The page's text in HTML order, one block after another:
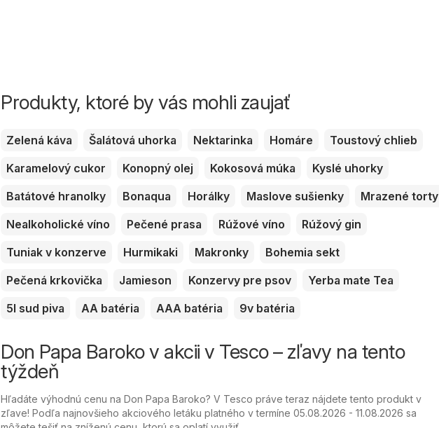
Produkty, ktoré by vás mohli zaujať
Zelená káva Šalátová uhorka Nektarinka Homáre
Toustový chlieb
Karamelový cukor
Konopný olej Kokosová múka
Kyslé uhorky
Batátové hranolky
Bonaqua Horálky Maslove sušienky
Mrazené torty
Nealkoholické víno
Pečené prasa Rúžové víno
Rúžový gin
Tuniak v konzerve
Hurmikaki Makronky
Bohemia sekt
Pečená krkovička
Jamieson Konzervy pre psov
Yerba mate Tea
5l sud piva
AA batéria AAA batéria 9v batéria
Don Papa Baroko v akcii v Tesco – zľavy na tento
týždeň
Hľadáte výhodnú cenu na Don Papa Baroko? V Tesco práve teraz nájdete tento produkt v
zľave! Podľa najnovšieho akciového letáku platného v termíne 05.08.2026 - 11.08.2026 sa